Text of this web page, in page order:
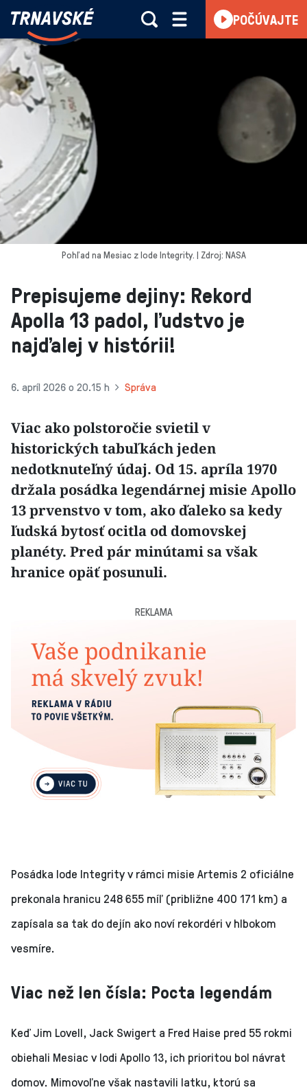
Skočiť na obsah
Trnavské
v
kraji
POČÚVAJTE
Prepisujeme dejiny: Rekord
Apolla 13 padol, ľudstvo je
najďalej v histórii!
6. apríl 2026 o 20.15 h Správa
Viac ako polstoročie svietil v
historických tabuľkách jeden
nedotknuteľný údaj. Od 15. apríla 1970
držala posádka legendárnej misie Apollo
13 prvenstvo v tom, ako ďaleko sa kedy
ľudská bytosť ocitla od domovskej
planéty. Pred pár minútami sa však
hranice opäť posunuli.
Pohľad na Mesiac z lode Integrity. | Zdroj: NASA
REKLAMA
Posádka lode Integrity v rámci misie Artemis 2 oficiálne
prekonala hranicu 248 655 míľ (približne 400 171 km) a
zapísala sa tak do dejín ako noví rekordéri v hlbokom
vesmíre.
Viac než len čísla: Pocta legendám
Keď Jim Lovell, Jack Swigert a Fred Haise pred 55 rokmi
obiehali Mesiac v lodi Apollo 13, ich prioritou bol návrat
domov. Mimovoľne však nastavili latku, ktorú sa